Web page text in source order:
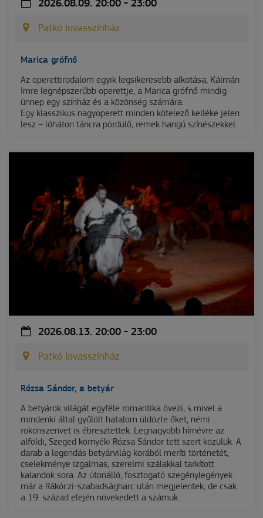
2026.08.09. 20:00 - 23:00
Patkó lovasszínház
Marica grófnő
Az operettirodalom egyik legsikeresebb alkotása, Kálmán
Imre legnépszerűbb operettje, a Marica grófnő mindig
ünnep egy színház és a közönség számára.
Egy klasszikus nagyoperett minden kötelező kelléke jelen
lesz – lóháton táncra pördülő, remek hangú színészekkel.
2026.08.13. 20:00 - 23:00
Patkó lovasszínház
Rózsa Sándor, a betyár
A betyárok világát egyféle romantika övezi, s mivel a
mindenki által gyűlölt hatalom üldözte őket, némi
rokonszenvet is ébresztettek. Legnagyobb hírnévre az
alföldi, Szeged környéki Rózsa Sándor tett szert közülük. A
darab a legendás betyárvilág korából meríti történetét,
cselekménye izgalmas, szerelmi szálakkal tarkított
kalandok sora. Az útonálló, fosztogató szegénylegények
már a Rákóczi-szabadságharc után megjelentek, de csak
a 19. század elején növekedett a számuk.